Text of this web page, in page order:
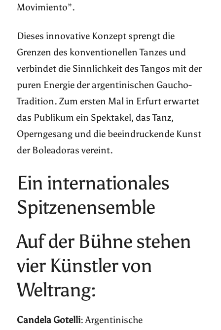
Movimiento”.
Dieses innovative Konzept sprengt die
Grenzen des konventionellen Tanzes und
verbindet die Sinnlichkeit des Tangos mit der
puren Energie der argentinischen Gaucho-
Tradition. Zum ersten Mal in Erfurt erwartet
das Publikum ein Spektakel, das Tanz,
Operngesang und die beeindruckende Kunst
der Boleadoras vereint.
Ein internationales
Spitzenensemble
Auf der Bühne stehen
vier Künstler von
Weltrang:
Candela Gotelli: Argentinische